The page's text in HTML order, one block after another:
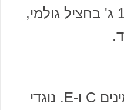
ועם מעט קלוריות – 100 ג' בחציל גולמי,
החצילים עשירים בויטמינים C ו-E. נוגדי